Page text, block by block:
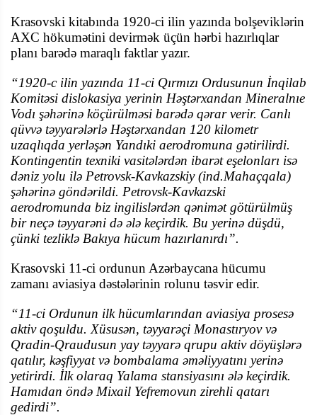
Krasovski kitabında 1920-ci ilin yazında bolşeviklərin
AXC hökumətini devirmək üçün hərbi hazırlıqlar
planı barədə maraqlı faktlar yazır.
“1920-c ilin yazında 11-ci Qırmızı Ordusunun İnqilab
Komitəsi dislokasiya yerinin Həştərxandan Mineralnıe
Vodı şəhərinə köçürülməsi barədə qərar verir. Canlı
qüvvə təyyarələrlə Həştərxandan 120 kilometr
uzaqlıqda yerləşən Yandıki aerodromuna gətirilirdi.
Kontingentin texniki vasitələrdən ibarət eşelonları isə
dəniz yolu ilə Petrovsk-Kavkazskiy (ind.Mahaçqala)
şəhərinə göndərildi. Petrovsk-Kavkazski
aerodromunda biz ingilislərdən qənimət götürülmüş
bir neçə təyyarəni də ələ keçirdik. Bu yerinə düşdü,
çünki tezliklə Bakıya hücum hazırlanırdı”.
Krasovski 11-ci ordunun Azərbaycana hücumu
zamanı aviasiya dəstələrinin rolunu təsvir edir.
“11-ci Ordunun ilk hücumlarından aviasiya prosesə
aktiv qoşuldu. Xüsusən, təyyarəçi Monastıryov və
Qradin-Qraudusun yay təyyarə qrupu aktiv döyüşlərə
qatılır, kəşfiyyat və bombalama əməliyyatını yerinə
yetirirdi. İlk olaraq Yalama stansiyasını ələ keçirdik.
Hamıdan öndə Mixail Yefremovun zirehli qatarı
gedirdi”.